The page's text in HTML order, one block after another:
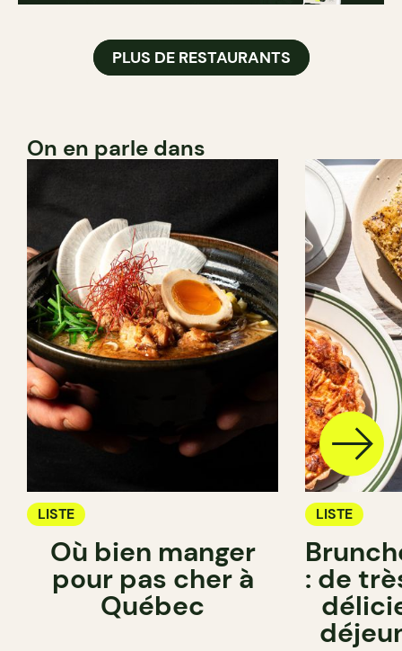
PLUS DE RESTAURANTS
On en parle dans
LISTE
Où bien manger
pour pas cher à
Québec
LISTE
: de